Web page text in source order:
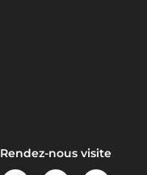
Rendez-nous visite